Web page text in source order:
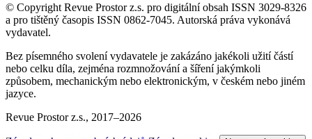
© Copyright Revue Prostor z.s. pro digitální obsah ISSN 3029-8326
a pro tištěný časopis ISSN 0862-7045. Autorská práva vykonává
vydavatel.
Bez písemného svolení vydavatele je zakázáno jakékoli užití částí
nebo celku díla, zejména rozmnožování a šíření jakýmkoli
způsobem, mechanickým nebo elektronickým, v českém nebo jiném
jazyce.
Revue Prostor z.s., 2017–2026